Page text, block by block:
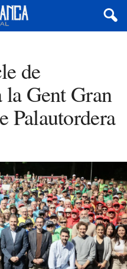
de
la Gent Gran
Palautordera